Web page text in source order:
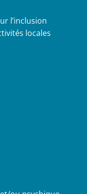
l’inclusion
locales